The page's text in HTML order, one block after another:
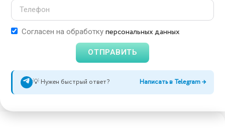
Согласен на обработку персональных данных
ОТПРАВИТЬ
💡 Нужен быстрый ответ? Написать в Telegram →